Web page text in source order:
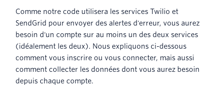
Comme notre code utilisera les services Twilio et
SendGrid pour envoyer des alertes d'erreur, vous aurez
besoin d'un compte sur au moins un des deux services
(idéalement les deux). Nous expliquons ci-dessous
comment vous inscrire ou vous connecter, mais aussi
comment collecter les données dont vous aurez besoin
depuis chaque compte.